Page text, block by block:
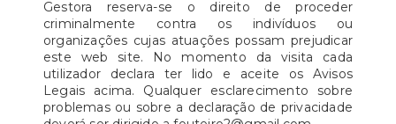
Gestora reserva-se o direito de proceder
criminalmente contra os indivíduos ou
organizações cujas atuações possam prejudicar
este web site. No momento da visita cada
utilizador declara ter lido e aceite os Avisos
Legais acima. Qualquer esclarecimento sobre
problemas ou sobre a declaração de privacidade